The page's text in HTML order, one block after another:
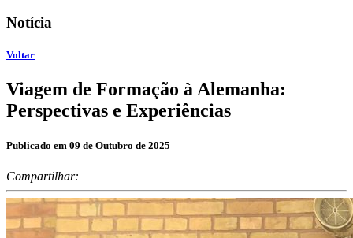
Notícia
Voltar
Viagem de Formação à Alemanha:
Perspectivas e Experiências
Publicado em 09 de Outubro de 2025
Compartilhar: